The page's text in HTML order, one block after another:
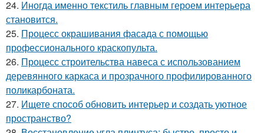
24. Иногда именно текстиль главным героем интерьера
становится.
25. Процесс окрашивания фасада с помощью
профессионального краскопульта.
26. Процесс строительства навеса с использованием
деревянного каркаса и прозрачного профилированного
поликарбоната.
27. Ищете способ обновить интерьер и создать уютное
пространство?